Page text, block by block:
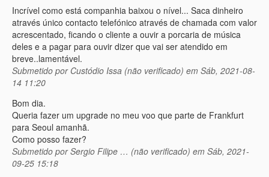
Incrível como está companhia baixou o nível... Saca dinheiro
através único contacto telefónico através de chamada com valor
acrescentado, ficando o cliente a ouvir a porcaria de música
deles e a pagar para ouvir dizer que vai ser atendido em
breve..lamentável.
Submetido por Custódio Issa (não verificado) em Sáb, 2021-08-
14 11:20
Bom dia.
Queria fazer um upgrade no meu voo que parte de Frankfurt
para Seoul amanhã.
Como posso fazer?
Submetido porSergio Filipe … (não verificado) em Sáb, 2021-
09-25 15:18